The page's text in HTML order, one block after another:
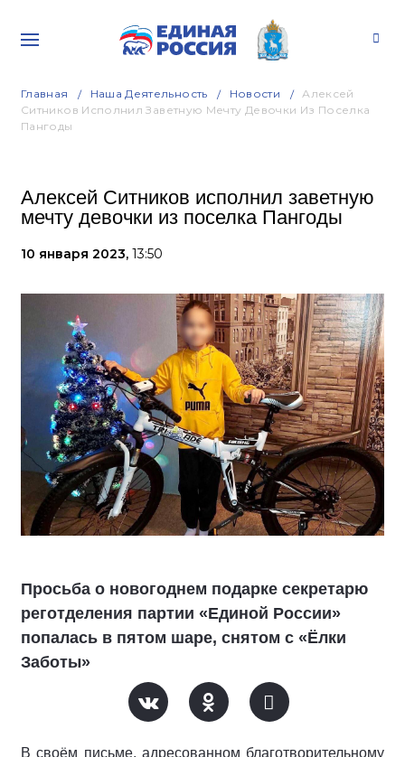
Главная Наша Деятельность Новости
Алексей
Ситников Исполнил Заветную Мечту Девочки Из Поселка
Пангоды
Алексей Ситников исполнил заветную
мечту девочки из поселка Пангоды
10 января 2023, 13:50
Просьба о новогоднем подарке секретарю
реготделения партии «Единой России»
попалась в пятом шаре, снятом с «Ёлки
Заботы»
В своём письме, адресованном благотворительному